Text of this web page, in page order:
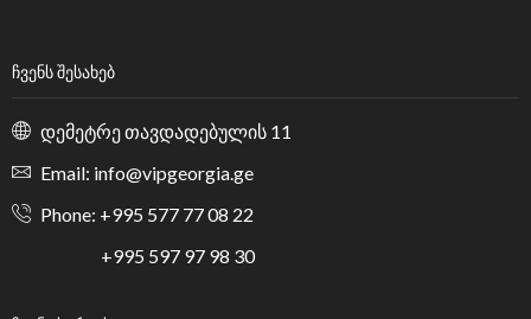
ᲩᲕᲔᲜᲡ ᲨᲔᲡᲐᲮᲔᲑ
დემეტრე თავდადებულის 11
Email: info@vipgeorgia.ge
Phone: +995 577 77 08 22
+995 597 97 98 30